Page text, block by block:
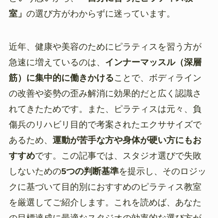
室」 の選び方がわからずに迷っています。
近年、健康や美容のためにピラティスを習う方が
急速に増えているのは、 インナーマッスル（深層
筋）に集中的に働きかけることで、ボディライン
の改善や姿勢の歪み解消に効果的だと広く認識さ
れてきたためです。また、ピラティスは元々、負
傷兵のリハビリ目的で考案されたエクササイズで
あるため、 運動が苦手な方や身体が硬い方にもお
すすめです。この記事では、スタジオ選びで失敗
しないための5つの判断基準を提示し、そのロジッ
クに基づいて目的別におすすめのピラティス教室
を厳選してご紹介します。これを読めば、あなた